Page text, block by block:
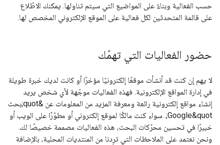
حسب الفعالية وبناءً على المواضيع التي سيتم تناولها. يمكنك الاطّلاع
على قائمة المتحدثين لكل فعالية على الموقع الإلكتروني المخصص لها.
حضور الفعاليات التي تهمّك
لا يهم إن كنت قد أنشأت موقعًا إلكترونيًا مؤخرًا أو كانت لديك خبرة طويلة
في إدارة المواقع الإلكترونية. فهذه الفعاليات موجّهة لأي شخص يريد
إنشاء مواقع إلكترونية رائعة ومعرفة المزيد من المعلومات عن &quot;بحث
Google&quot;. سواء كنت مالكًا لموقع إلكتروني أو مطوّرًا على الويب أو
خبيرًا في تحسين محرّكات البحث، هذه الفعاليات مصممة خصيصًا لك.
ونحن نعتمد على الملاحظات التي ترِدنا من المنتديات المحلية، بالإضافة